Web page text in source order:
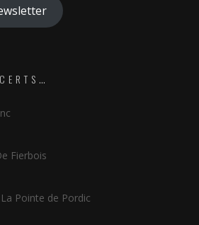
Fierbois
Pointe de Pordic